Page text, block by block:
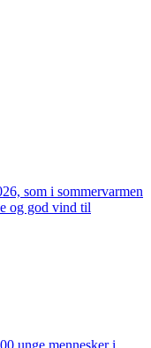
som i sommervarmen
og god vind til
unge mennesker i